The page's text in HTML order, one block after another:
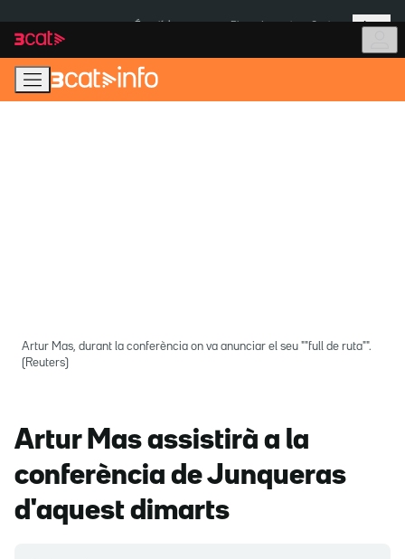
navegació
principal
contingut
Més
Artur Mas, durant la conferència on va anunciar el seu ""full de ruta"".
(Reuters)
Artur Mas assistirà a la
conferència de Junqueras
d'aquest dimarts